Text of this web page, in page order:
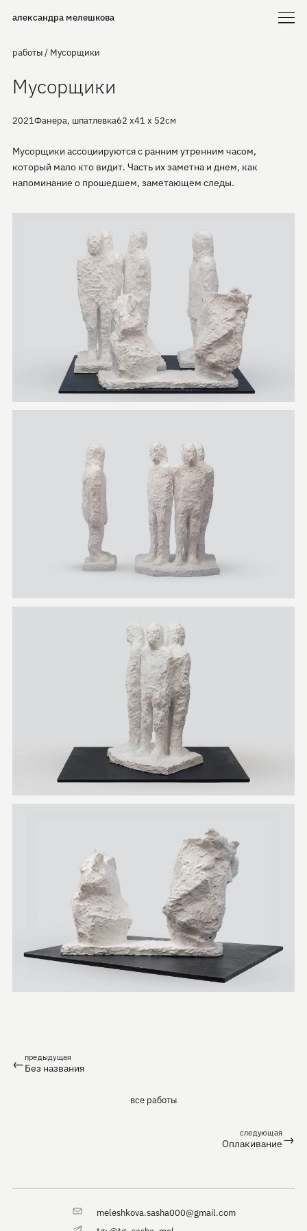
александра мелешкова
работы/ Мусорщики
Мусорщики
2021Фанера, шпатлевка62 х41 х 52см
Мусорщики ассоциируются с ранним утренним часом,
который мало кто видит. Часть их заметна и днем, как
напоминание о прошедшем, заметающем следы.
← предыдущая
Без названия
все работы
следующая
Оплакивание→
meleshkova.sasha000@gmail.com